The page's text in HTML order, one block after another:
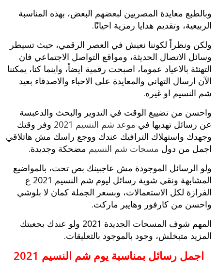
وبالطبع معايدة المصريين لبعضهم البعض، بهذه المناسبة
الربيعية، وتقديم هدايا رمزية احيانًا.
ولكن ونظراً لكوننا نعيش في العصر الرقمي، حيث تسيطر
وسائل الاتصال الحديثة، ومواقع التواصل الاجتماعي فان
التهنئة بالاعياد عموما، اصبحت رقمية ايضاً، واينما كنا، يمكننا
الآن ارسال التهاني والمعايدة على الاحباء والاصدقاء بعيد
شم النسيم او غيره.
واحسن من تضييع الوقت في التدوير والبحث والدعبسة
عن رسائل تهديها في موعد شم النسيم 2021
وفر وقتك
وجهدك واستهلاك الترافيك عندك ووجع راسك مش هاتلاقي
اجمل من دول مسجات شم النسيم مضحكة وجديدة.
ولو الرسائل الموجودة مش عاجبينك بص تحت، بالمواضيع
المشابهة ونقي شوية رسائل ليوم شم النسيم 2021 ع
الفرازة لكل الاستعمالات، وبسعر الجملة كمان لا بلوشي
واحسن من كارفور وهايبر ماركت.
المهم شوف المسجات الجديدة 2021 ولو عندك بجعبتك
المزيد متبخلش، وجود بالموجود بالتعليقات.
اجمل رسائل بمناسبة يوم شم النسيم 2021